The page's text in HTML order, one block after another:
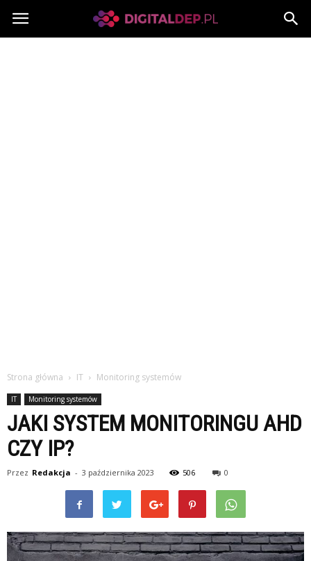
Digitaldep.pl
Strona główna IT Monitoring systemów
IT Monitoring systemów
JAKI SYSTEM MONITORINGU AHD
CZY IP?
Przez Redakcja - 3 października 2023 506 0